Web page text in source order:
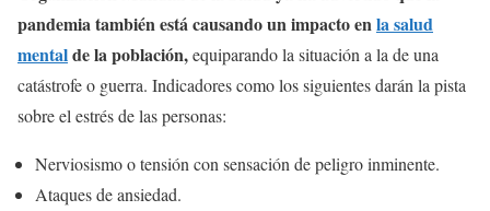
pandemia también está causando un impacto en la salud
mentalde la población,equiparando la situación a la de una
catástrofe o guerra. Indicadores como los siguientes darán la pista
sobre el estrés de las personas:
Nerviosismo o tensión con sensación de peligro inminente.
Ataques de ansiedad.